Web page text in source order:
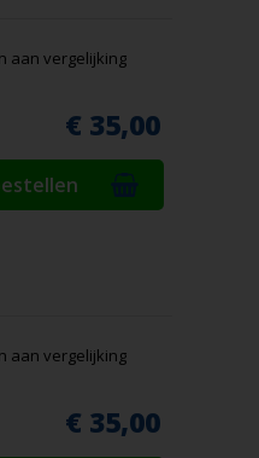
aan vergelijking
€ 35,00
aan vergelijking
€ 35,00